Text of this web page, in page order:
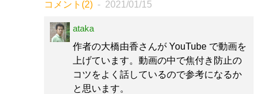
コメント(2) 2021/01/15
ataka
作者の大橋由香さんが YouTube で動画を
上げています。動画の中で焦付き防止の
コツをよく話しているので参考になるか
と思います。